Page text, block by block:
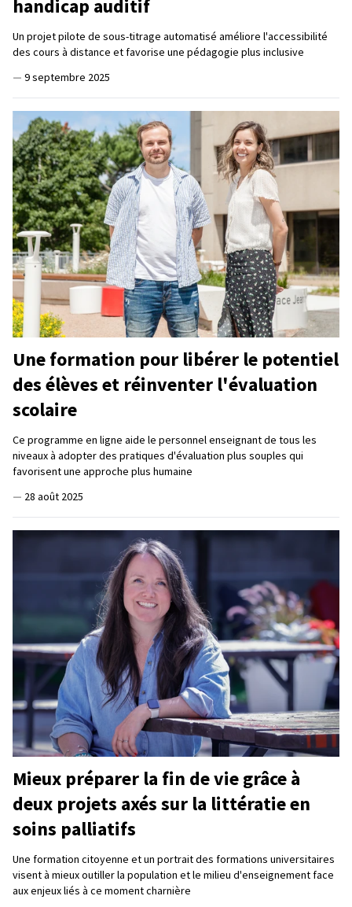
handicap auditif
Un projet pilote de sous-titrage automatisé améliore l'accessibilité
des cours à distance et favorise une pédagogie plus inclusive
— 9 septembre 2025
Une formation pour libérer le potentiel
des élèves et réinventer l'évaluation
scolaire
Ce programme en ligne aide le personnel enseignant de tous les
niveaux à adopter des pratiques d'évaluation plus souples qui
favorisent une approche plus humaine
— 28 août 2025
Mieux préparer la fin de vie grâce à
deux projets axés sur la littératie en
soins palliatifs
Une formation citoyenne et un portrait des formations universitaires
visent à mieux outiller la population et le milieu d'enseignement face
aux enjeux liés à ce moment charnière